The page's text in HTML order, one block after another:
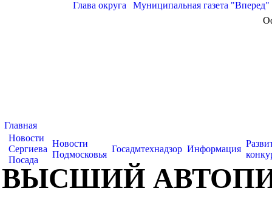
Глава округа Муниципальная газета "Вперед"
Главная
Новости
Сергиева
Посада
Новости
Подмосковья
Госадмтехнадзор Информация
ВЫСШИЙ